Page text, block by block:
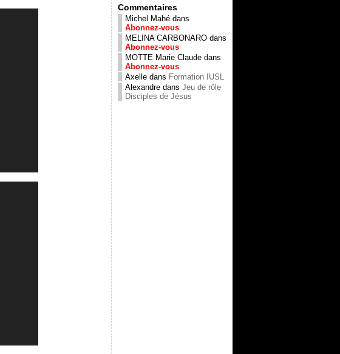
Commentaires
Michel Mahé dans
Abonnez-vous
MELINA CARBONARO dans
Abonnez-vous
MOTTE Marie Claude dans
Abonnez-vous
Axelle dans Formation IUSL
Alexandre dans Jeu de rôle
Disciples de Jésus